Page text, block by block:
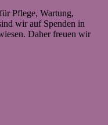
Pflege, Wartung,
wir auf Spenden in
Daher freuen wir